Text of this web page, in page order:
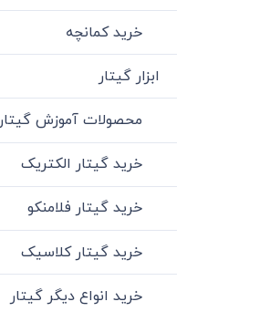
خرید کمانچه
ابزار گیتار
محصولات آموزش گیتار
خرید گیتار الکتریک
خرید گیتار فلامنکو
خرید گیتار کلاسیک
خرید انواع دیگر گیتار